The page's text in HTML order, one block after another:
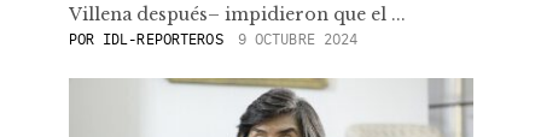
Villena después– impidieron que el ...
POR IDL-REPORTEROS 9 OCTUBRE 2024